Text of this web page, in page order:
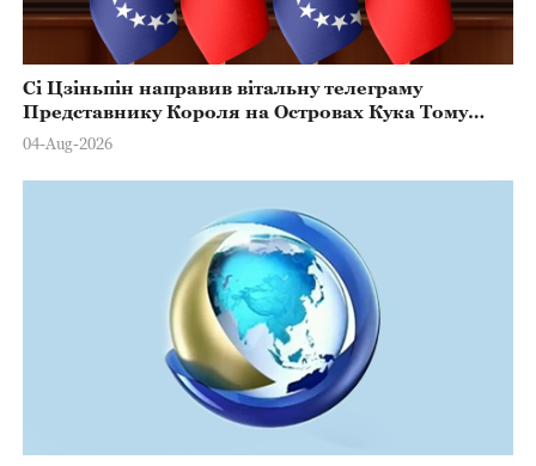
Сі Цзіньпін направив вітальну телеграму
Представнику Короля на Островах Кука Тому
Марстерсу з нагоди Дня Конституції
04-Aug-2026